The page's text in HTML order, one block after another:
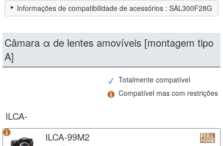
Informações de compatibilidade de acessórios : SAL300F28G
Câmara α de lentes amovíveis [montagem tipo
A]
Totalmente compatível
Compatível mas com restrições
ILCA-
ILCA-99M2